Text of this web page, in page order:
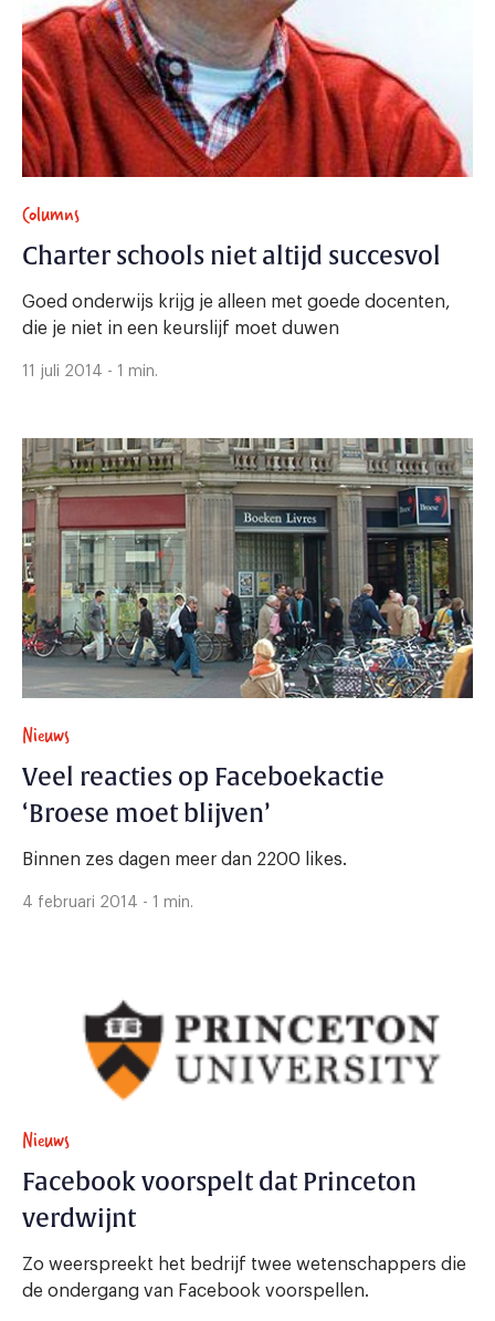
Columns
Charter schools niet altijd succesvol
Goed onderwijs krijg je alleen met goede docenten,
die je niet in een keurslijf moet duwen
11 juli 2014 - 1 min.
Nieuws
Veel reacties op Faceboekactie
‘Broese moet blijven’
Binnen zes dagen meer dan 2200 likes.
4 februari 2014 - 1 min.
Nieuws
Facebook voorspelt dat Princeton
verdwijnt
Zo weerspreekt het bedrijf twee wetenschappers die
de ondergang van Facebook voorspellen.